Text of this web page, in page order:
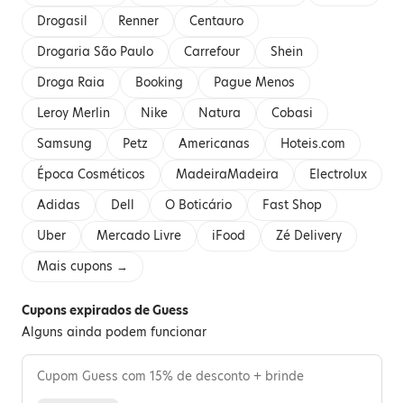
Drogasil
Renner
Centauro
Drogaria São Paulo
Carrefour
Shein
Droga Raia
Booking
Pague Menos
Leroy Merlin
Nike Natura
Cobasi
Samsung
Petz Americanas
Hoteis.com
Época Cosméticos
MadeiraMadeira
Electrolux
Adidas
Dell O Boticário
Fast Shop
Uber
Mercado Livre iFood
Zé Delivery
Mais cupons →
Cupons expirados de Guess
Alguns ainda podem funcionar
Cupom Guess com 15% de desconto + brinde